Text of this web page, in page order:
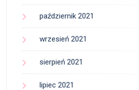
październik 2021
wrzesień 2021
sierpień 2021
lipiec 2021